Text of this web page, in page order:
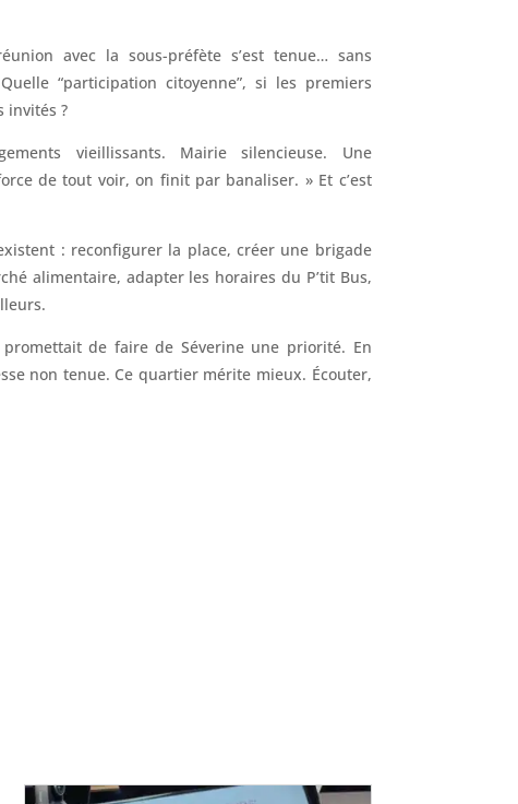
avec la sous-préfète s’est tenue… sans
“participation citoyenne”, si les premiers
invités ?
vieillissants. Mairie silencieuse. Une
de tout voir, on finit par banaliser. » Et c’est
: reconfigurer la place, créer une brigade
alimentaire, adapter les horaires du P’tit Bus,
promettait de faire de Séverine une priorité. En
non tenue. Ce quartier mérite mieux. Écouter,